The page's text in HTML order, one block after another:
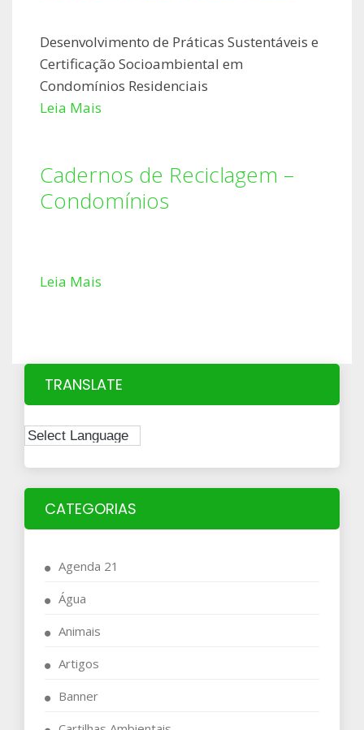
Desenvolvimento de Práticas Sustentáveis e
Certificação Socioambiental em
Condomínios Residenciais
Leia Mais
Cadernos de Reciclagem –
Condomínios
Leia Mais
TRANSLATE
CATEGORIAS
Agenda 21
Água
Animais
Artigos
Banner